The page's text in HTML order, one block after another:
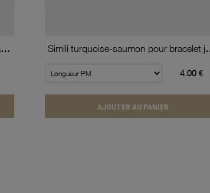
Simili rose-violet pour bracelet jonc enfant Méli Versa, 10mm Simili turquoise-
4.00 €
AJOUTER AU PANIER